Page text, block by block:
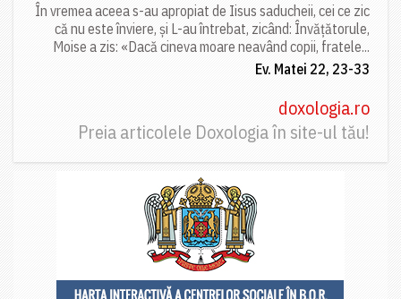
În vremea aceea s-au apropiat de Iisus saducheii, cei ce zic
că nu este înviere, și L-au întrebat, zicând: Învățătorule,
Moise a zis: «Dacă cineva moare neavând copii, fratele...
Ev. Matei 22, 23-33
doxologia.ro
Preia articolele Doxologia în site-ul tău!